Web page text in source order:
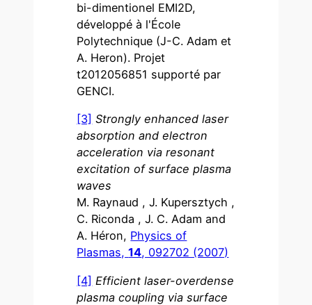
bi-dimentionel EMI2D,
développé à l'École
Polytechnique (J-C. Adam et
A. Heron). Projet
t2012056851 supporté par
GENCI.
[3] Strongly enhanced laser
absorption and electron
acceleration via resonant
excitation of surface plasma
waves
M. Raynaud , J. Kupersztych ,
C. Riconda , J. C. Adam and
A. Héron, Physics of
Plasmas,14, 092702 (2007)
[4] Efficient laser-overdense
plasma coupling via surface